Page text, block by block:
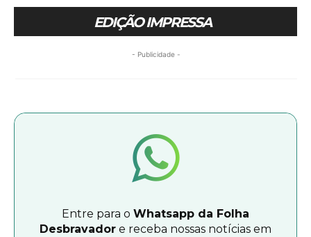
EDIÇÃO IMPRESSA
- Publicidade -
Entre para o Whatsapp da Folha
Desbravador e receba nossas notícias em